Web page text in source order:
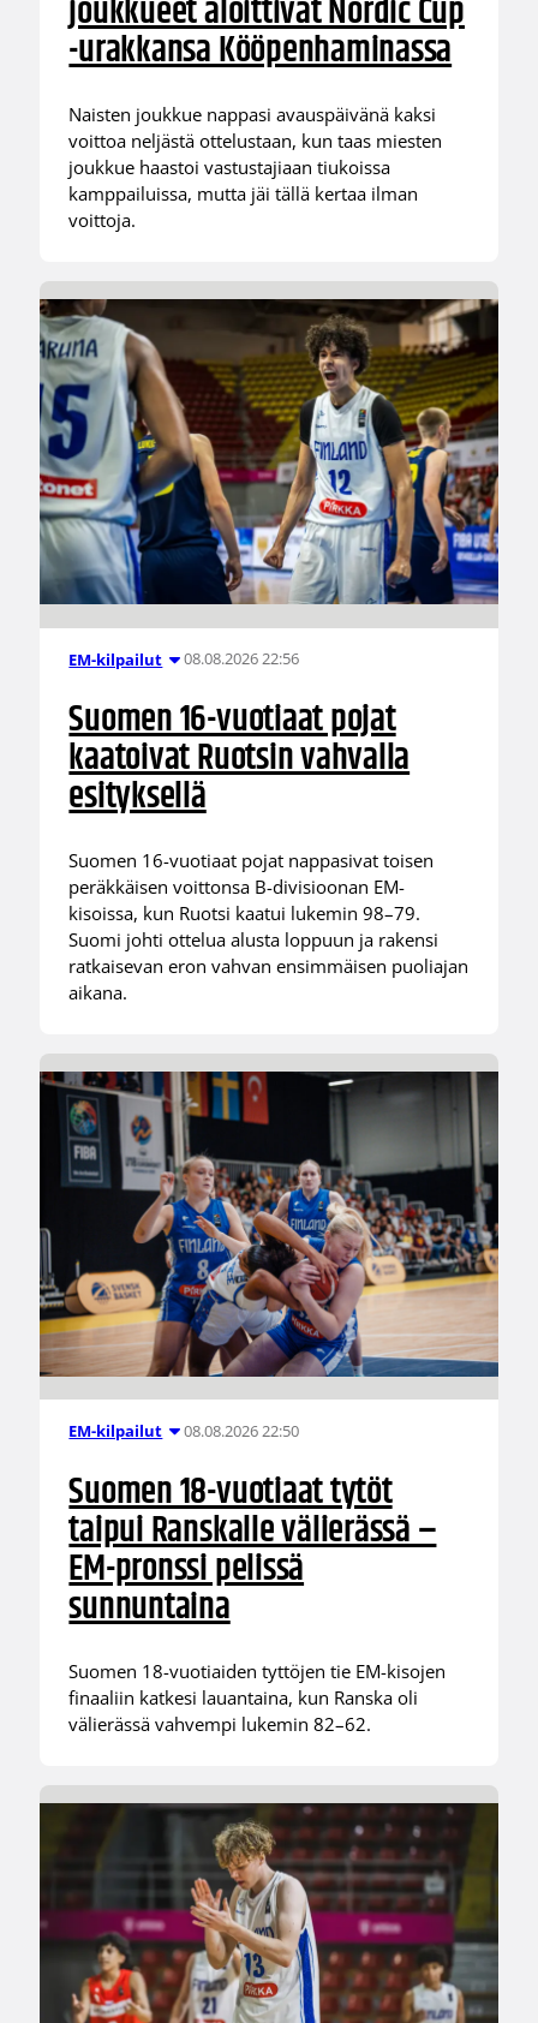
joukkueet aloittivat Nordic Cup
-urakkansa Kööpenhaminassa
Naisten joukkue nappasi avauspäivänä kaksi
voittoa neljästä ottelustaan, kun taas miesten
joukkue haastoi vastustajiaan tiukoissa
kamppailuissa, mutta jäi tällä kertaa ilman
voittoja.
EM-kilpailut 08.08.2026 22:56
Suomen 16-vuotiaat pojat
kaatoivat Ruotsin vahvalla
esityksellä
Suomen 16-vuotiaat pojat nappasivat toisen
peräkkäisen voittonsa B-divisioonan EM-
kisoissa, kun Ruotsi kaatui lukemin 98–79.
Suomi johti ottelua alusta loppuun ja rakensi
ratkaisevan eron vahvan ensimmäisen puoliajan
aikana.
EM-kilpailut 08.08.2026 22:50
Suomen 18-vuotiaat tytöt
taipui Ranskalle välierässä –
EM-pronssi pelissä
sunnuntaina
Suomen 18-vuotiaiden tyttöjen tie EM-kisojen
finaaliin katkesi lauantaina, kun Ranska oli
välierässä vahvempi lukemin 82–62.